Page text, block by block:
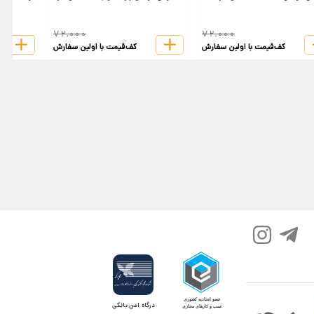
72,000
کف‌قیمت با اولین سفارش
72,000
کف‌قیمت با اولین سفارش
درگاه امن بانکی